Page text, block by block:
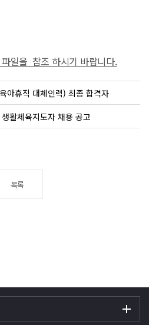
일을 참조 하시기 바랍니다.
아휴직 대체인력) 최종 합격자
활체육지도자 채용 공고
목록